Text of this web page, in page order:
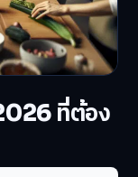
ที่ต้อง